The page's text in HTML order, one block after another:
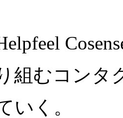
組むコンタ
いく。